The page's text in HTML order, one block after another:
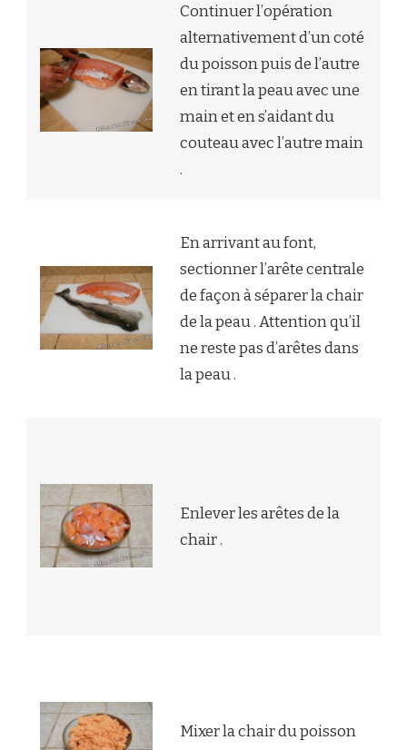
Continuer l’opération
alternativement d’un coté
du poisson puis de l’autre
en tirant la peau avec une
main et en s’aidant du
couteau avec l’autre main
.
En arrivant au font,
sectionner l’arête centrale
de façon à séparer la chair
de la peau . Attention qu’il
ne reste pas d’arêtes dans
la peau .
Enlever les arêtes de la
chair .
Mixer la chair du poisson